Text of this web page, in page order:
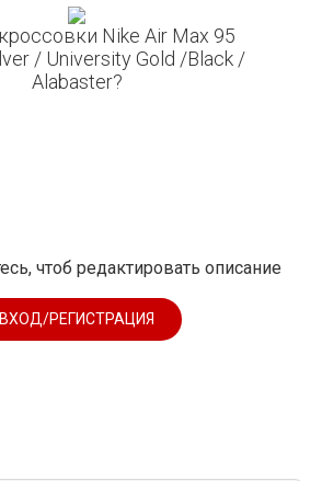
Nike Air Max 95
/ University Gold /Black /
Alabaster?
чтоб редактировать описание
ВХОД/РЕГИСТРАЦИЯ